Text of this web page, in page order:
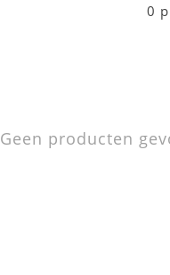
0
Geen producten